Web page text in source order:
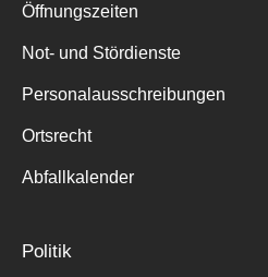
Öffnungszeiten
Not- und Stördienste
Personalausschreibungen
Ortsrecht
Abfallkalender
Politik